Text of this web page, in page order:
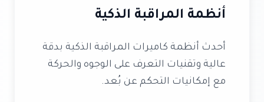
أنظمة المراقبة الذكية
أحدث أنظمة كاميرات المراقبة الذكية بدقة
عالية وتقنيات التعرف على الوجوه والحركة
مع إمكانيات التحكم عن بُعد.